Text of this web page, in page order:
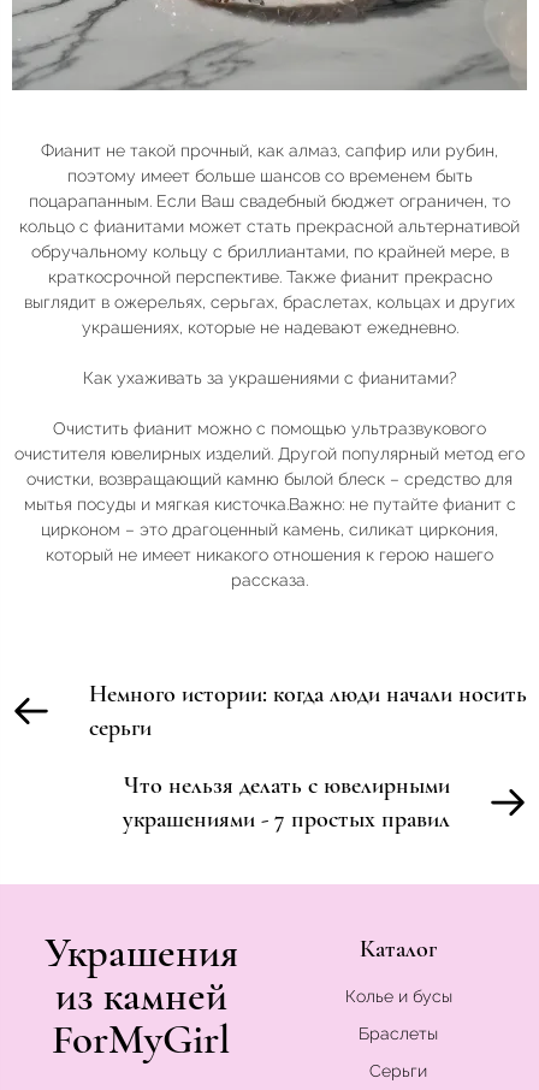
Фианит не такой прочный, как алмаз, сапфир или рубин,
поэтому имеет больше шансов со временем быть
поцарапанным. Если Ваш свадебный бюджет ограничен, то
кольцо с фианитами может стать прекрасной альтернативой
обручальному кольцу с бриллиантами, по крайней мере, в
краткосрочной перспективе. Также фианит прекрасно
выглядит в ожерельях, серьгах, браслетах, кольцах и других
украшениях, которые не надевают ежедневно.
Как ухаживать за украшениями с фианитами?
Очистить фианит можно с помощью ультразвукового
очистителя ювелирных изделий. Другой популярный метод его
очистки, возвращающий камню былой блеск – средство для
мытья посуды и мягкая кисточка.Важно: не путайте фианит с
цирконом – это драгоценный камень, силикат циркония,
который не имеет никакого отношения к герою нашего
рассказа.
Немного истории: когда люди начали носить
серьги
Что нельзя делать с ювелирными
украшениями - 7 простых правил
Украшения
из камней
ForMyGirl
Каталог
Колье и бусы
Браслеты
Серьги